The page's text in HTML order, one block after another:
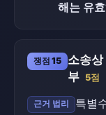
해는 유
쟁점 15
소송상
부 5점
근거 법리
특별